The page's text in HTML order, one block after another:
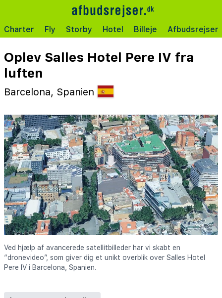
Charter Fly Storby Hotel Billeje Afbudsrejser
Oplev Salles Hotel Pere IV fra
luften
Barcelona, Spanien
Ved hjælp af avancerede satellitbilleder har vi skabt en
“dronevideo”, som giver dig et unikt overblik over Salles Hotel
Pere IV i Barcelona, Spanien.